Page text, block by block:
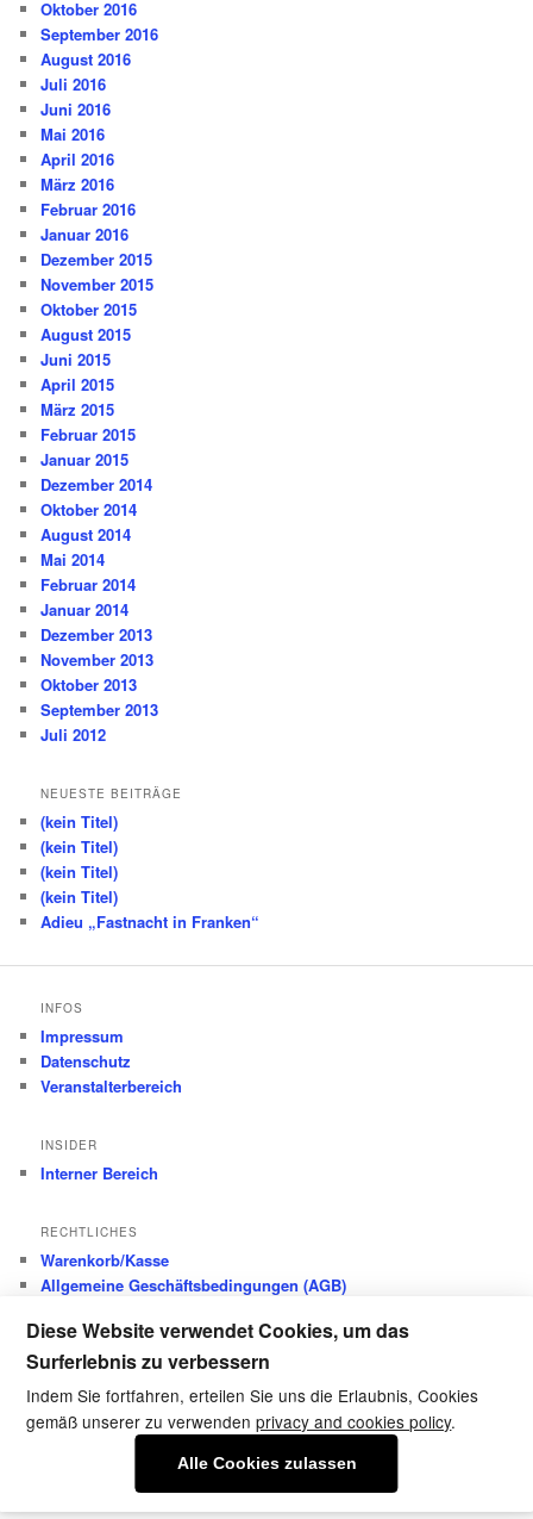
Oktober 2016
September 2016
August 2016
Juli 2016
Juni 2016
Mai 2016
April 2016
März 2016
Februar 2016
Januar 2016
Dezember 2015
November 2015
Oktober 2015
August 2015
Juni 2015
April 2015
März 2015
Februar 2015
Januar 2015
Dezember 2014
Oktober 2014
August 2014
Mai 2014
Februar 2014
Januar 2014
Dezember 2013
November 2013
Oktober 2013
September 2013
Juli 2012
NEUESTE BEITRÄGE
(kein Titel)
(kein Titel)
(kein Titel)
(kein Titel)
Adieu „Fastnacht in Franken“
INFOS
Impressum
Datenschutz
Veranstalterbereich
INSIDER
Interner Bereich
RECHTLICHES
Warenkorb/Kasse
Allgemeine Geschäftsbedingungen (AGB)
Widerrufsbelehrung
Versandkosten
Zahlungsarten
Diese Website verwendet Cookies, um das
Surferlebnis zu verbessern
Indem Sie fortfahren, erteilen Sie uns die Erlaubnis, Cookies
gemäß unserer zu verwendenprivacy and cookies policy.
Alle Cookies zulassen